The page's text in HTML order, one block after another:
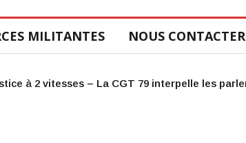
MILITANTES NOUS CONTACTER
de la CGT 47